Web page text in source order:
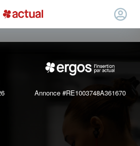
Annonce #RE1003748A361670